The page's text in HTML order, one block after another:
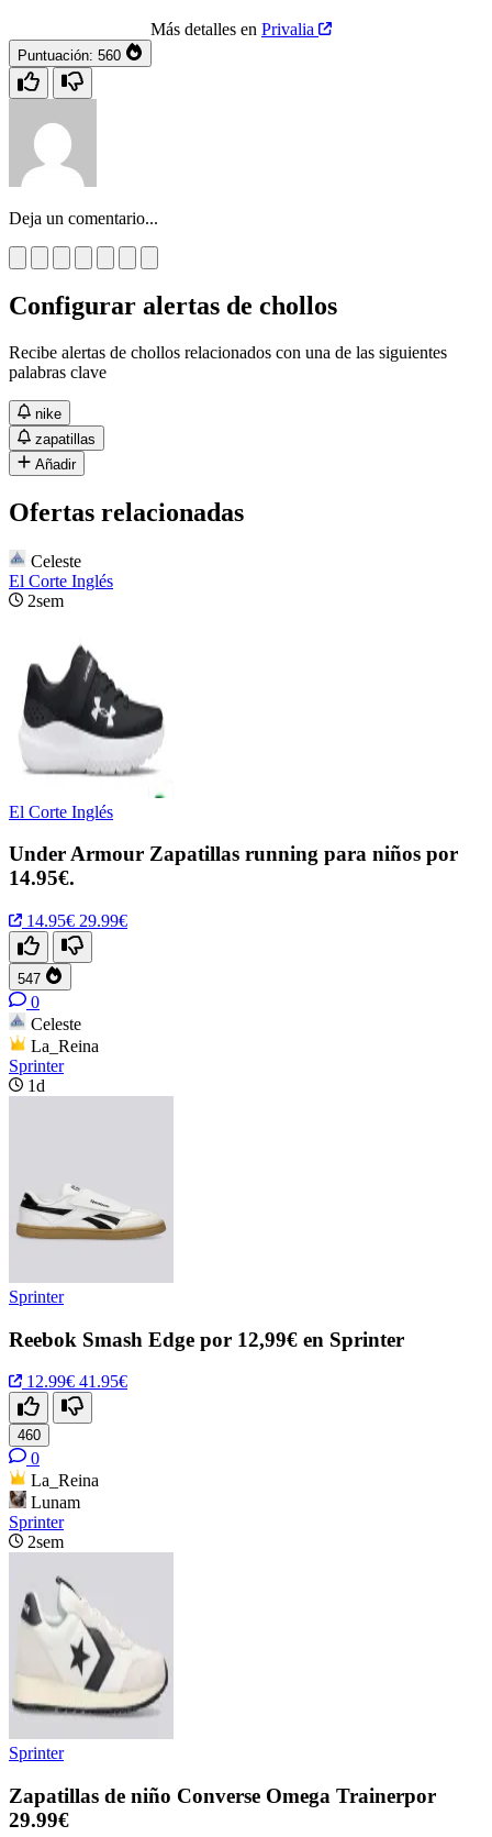
Más detalles en Privalia
Puntuación: 560
Deja un comentario...
Configurar alertas de chollos
Recibe alertas de chollos relacionados con una de las siguientes
palabras clave
nike
zapatillas
Añadir
Ofertas relacionadas
Celeste
El Corte Inglés
2sem
El Corte Inglés
Under Armour Zapatillas running para niños por
14.95€.
14.95€ 29.99€
547
0
Celeste
La_Reina
Sprinter
1d
Sprinter
Reebok Smash Edge por 12,99€ en Sprinter
12.99€ 41.95€
460
0
La_Reina
Lunam
Sprinter
2sem
Sprinter
Zapatillas de niño Converse Omega Trainerpor
29.99€